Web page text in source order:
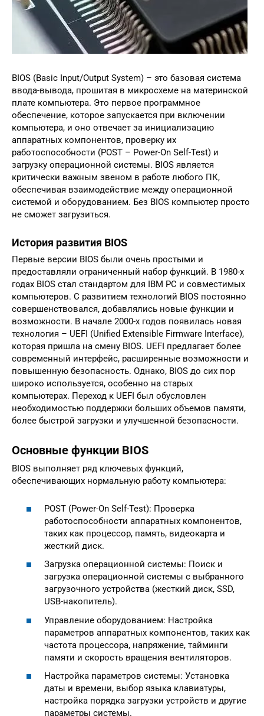
BIOS (Basic Input/Output System) – это базовая система
ввода-вывода, прошитая в микросхеме на материнской
плате компьютера. Это первое программное
обеспечение, которое запускается при включении
компьютера, и оно отвечает за инициализацию
аппаратных компонентов, проверку их
работоспособности (POST – Power-On Self-Test) и
загрузку операционной системы. BIOS является
критически важным звеном в работе любого ПК,
обеспечивая взаимодействие между операционной
системой и оборудованием. Без BIOS компьютер просто
не сможет загрузиться.
История развития BIOS
Первые версии BIOS были очень простыми и
предоставляли ограниченный набор функций. В 1980-х
годах BIOS стал стандартом для IBM PC и совместимых
компьютеров. С развитием технологий BIOS постоянно
совершенствовался, добавлялись новые функции и
возможности. В начале 2000-х годов появилась новая
технология – UEFI (Unified Extensible Firmware Interface),
которая пришла на смену BIOS. UEFI предлагает более
современный интерфейс, расширенные возможности и
повышенную безопасность. Однако, BIOS до сих пор
широко используется, особенно на старых
компьютерах. Переход к UEFI был обусловлен
необходимостью поддержки больших объемов памяти,
более быстрой загрузки и улучшенной безопасности.
Основные функции BIOS
BIOS выполняет ряд ключевых функций,
обеспечивающих нормальную работу компьютера:
POST (Power-On Self-Test): Проверка
работоспособности аппаратных компонентов,
таких как процессор, память, видеокарта и
жесткий диск.
Загрузка операционной системы: Поиск и
загрузка операционной системы с выбранного
загрузочного устройства (жесткий диск, SSD,
USB-накопитель).
Управление оборудованием: Настройка
параметров аппаратных компонентов, таких как
частота процессора, напряжение, тайминги
памяти и скорость вращения вентиляторов.
Настройка параметров системы: Установка
даты и времени, выбор языка клавиатуры,
настройка порядка загрузки устройств и другие
параметры системы.